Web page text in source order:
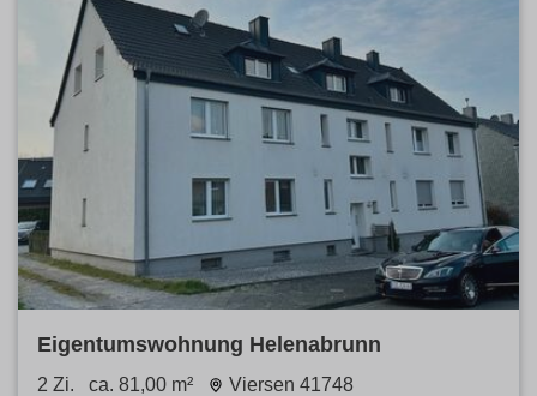
Eigentumswohnung Helenabrunn
2 Zi. ca. 81,00 m² Viersen 41748